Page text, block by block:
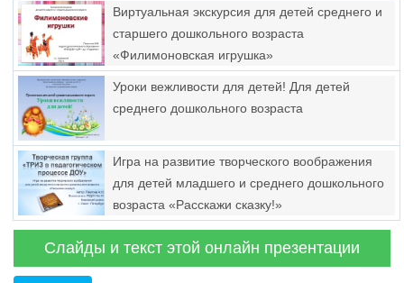
Виртуальная экскурсия для детей среднего и
старшего дошкольного возраста
«Филимоновская игрушка»
Уроки вежливости для детей! Для детей
среднего дошкольного возраста
Игра на развитие творческого воображения
для детей младшего и среднего дошкольного
возраста «Расскажи сказку!»
Слайды и текст этой онлайн презентации